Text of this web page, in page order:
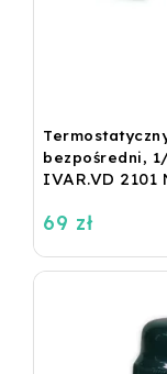
bezpośredni,
IVAR.VD 2101
69 zł